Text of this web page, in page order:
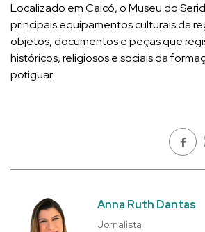
Localizado em Caicó, o Museu do
principais equipamentos culturais da
objetos, documentos e peças que
históricos, religiosos e sociais da
potiguar.
Anna Ruth Dantas
Jornalista